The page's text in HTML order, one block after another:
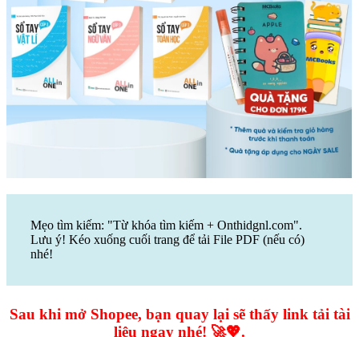
Mẹo tìm kiếm: "Từ khóa tìm kiếm + Onthidgnl.com".
Lưu ý! Kéo xuống cuối trang để tải File PDF (nếu có)
nhé!
Sau khi mở Shopee, bạn quay lại sẽ thấy link tải tài
liệu ngay nhé! 🚀💖.